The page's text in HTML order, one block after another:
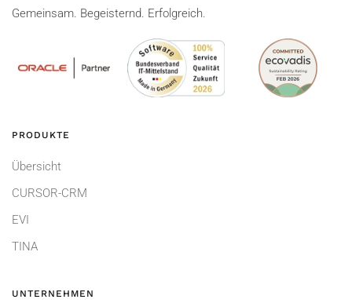
Gemeinsam. Begeisternd. Erfolgreich.
PRODUKTE
Übersicht
CURSOR-CRM
EVI
TINA
UNTERNEHMEN